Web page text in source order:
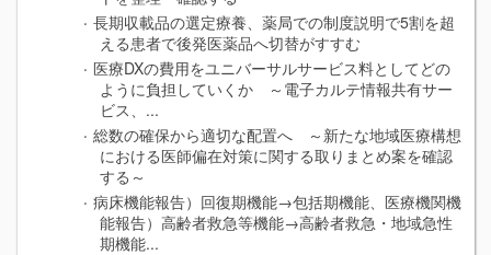
長期収載品の選定療養、薬局での制度説明で5割を超
える患者で後発医薬品へ切替がすすむ
医療DXの費用をユニバーサルサービス料としてどの
ように負担していくか ～電子カルテ情報共有サー
ビス、...
総数の確保から適切な配置へ ～新たな地域医療構想
における医師偏在対策に関する取りまとめ案を確認
する～
病床機能報告）回復期機能→包括期機能、医療機関機
能報告）高齢者救急等機能→高齢者救急・地域急性
期機能...